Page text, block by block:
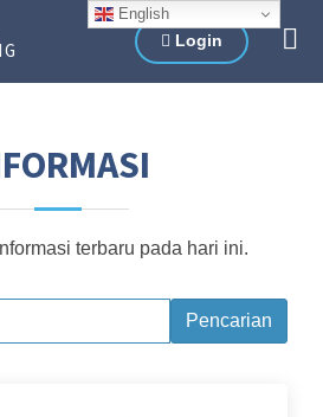
English
Login
terbaru pada hari ini.
Pencarian